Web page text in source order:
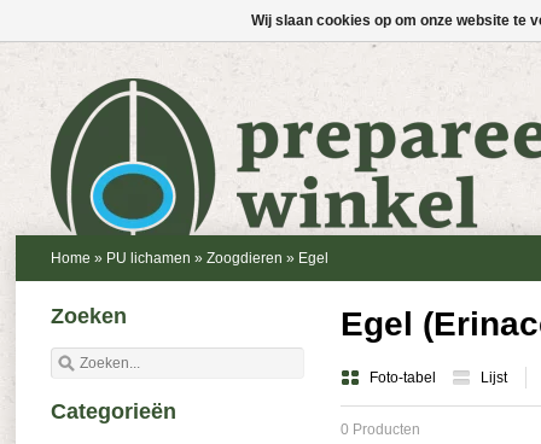
Home » PU lichamen » Zoogdieren » Egel
Egel
Foto-tabel Lijst
0 Producten
Zoeken
Categorieën
Wij slaan cookies op om onze website te